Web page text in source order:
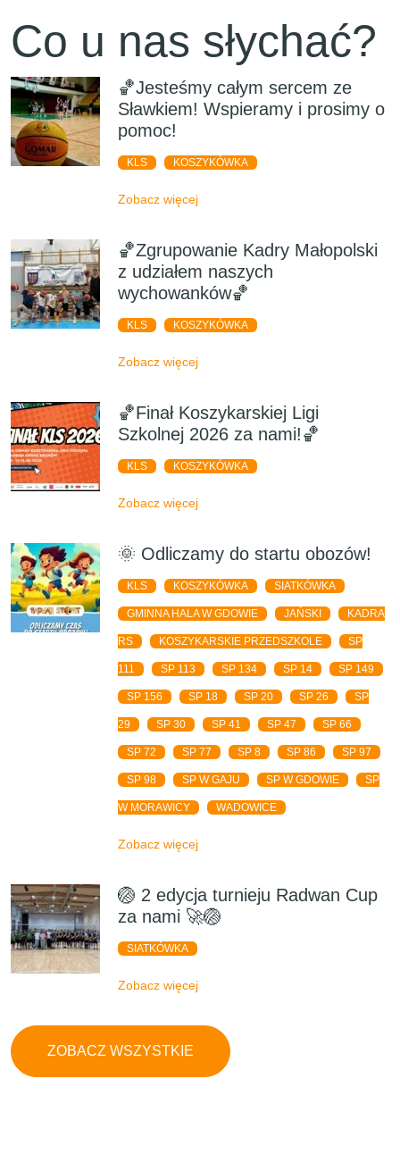
Co u nas słychać?
🏀Jesteśmy całym sercem ze
Sławkiem! Wspieramy i prosimy o
pomoc!
KLS KOSZYKÓWKA
Zobacz więcej
🏀Zgrupowanie Kadry Małopolski
z udziałem naszych
wychowanków🏀
KLS KOSZYKÓWKA
Zobacz więcej
🏀Finał Koszykarskiej Ligi
Szkolnej 2026 za nami!🏀
KLS KOSZYKÓWKA
Zobacz więcej
🌞 Odliczamy do startu obozów!
KLS KOSZYKÓWKA SIATKÓWKA
GMINNA HALA W GDOWIE JAŃSKI KADRA
RS KOSZYKARSKIE PRZEDSZKOLE SP
111 SP 113 SP 134 SP 14 SP 149
SP 156 SP 18 SP 20 SP 26 SP
29 SP 30 SP 41 SP 47 SP 66
SP 72 SP 77 SP 8 SP 86 SP 97
SP 98 SP W GAJU SP W GDOWIE SP
W MORAWICY WADOWICE
Zobacz więcej
🏐 2 edycja turnieju Radwan Cup
za nami 🚀🏐
SIATKÓWKA
Zobacz więcej
ZOBACZ WSZYSTKIE